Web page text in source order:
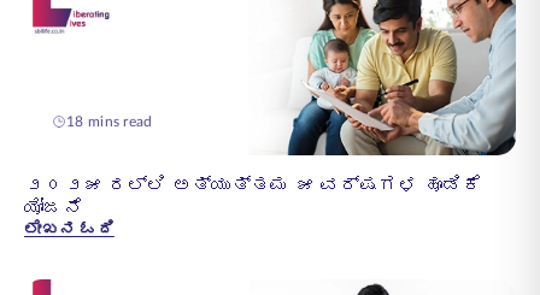
18 mins read
೨೦೨೫ ರಲ್ಲಿ ಅತ್ಯುತ್ತಮ ೫ ವರ್ಷಗಳ ಹೂಡಿಕೆ
ಯೋಜನೆ
ಲೇಖನ ಓದಿ